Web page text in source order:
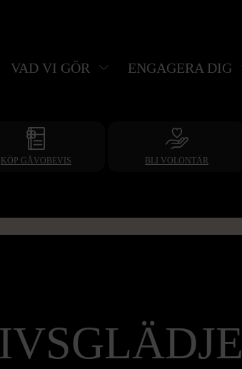
VAD VI GÖR ENGAGERA DIG
KÖP GÅVOBEVIS BLI VOLONTÄR